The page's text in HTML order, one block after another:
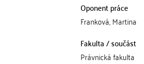
Oponent práce
Franková, Martina
Fakulta / součást
Právnická fakulta